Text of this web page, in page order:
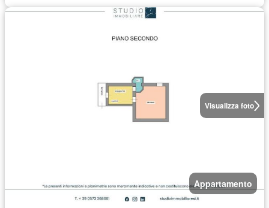
Visualizza foto
Appartamento